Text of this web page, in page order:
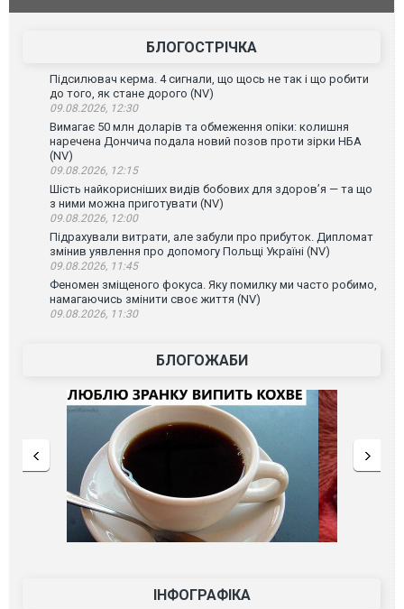
БЛОГОСТРІЧКА
Підсилювач керма. 4 сигнали, що щось не так і що робити
до того, як стане дорого (NV)
09.08.2026, 12:30
Вимагає 50 млн доларів та обмеження опіки: колишня
наречена Дончича подала новий позов проти зірки НБА
(NV)
09.08.2026, 12:15
Шість найкорисніших видів бобових для здоров’я — та що
з ними можна приготувати (NV)
09.08.2026, 12:00
Підрахували витрати, але забули про прибуток. Дипломат
змінив уявлення про допомогу Польщі Україні (NV)
09.08.2026, 11:45
Феномен зміщеного фокуса. Яку помилку ми часто робимо,
намагаючись змінити своє життя (NV)
09.08.2026, 11:30
БЛОГОЖАБИ
ІНФОГРАФІКА